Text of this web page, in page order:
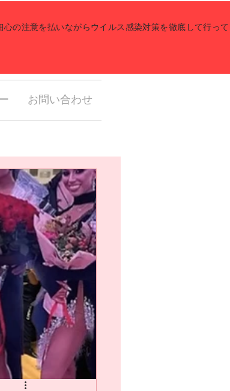
の注意を払いながらウイルス感染対策を徹底して行っ
お問い合わせ